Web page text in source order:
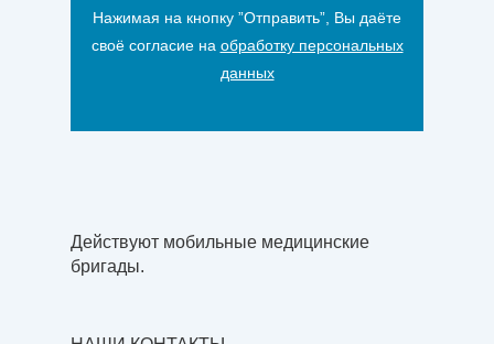
Нажимая на кнопку ”Отправить”, Вы даёте
своё согласие на обработку персональных
данных
Действуют мобильные медицинские
бригады.